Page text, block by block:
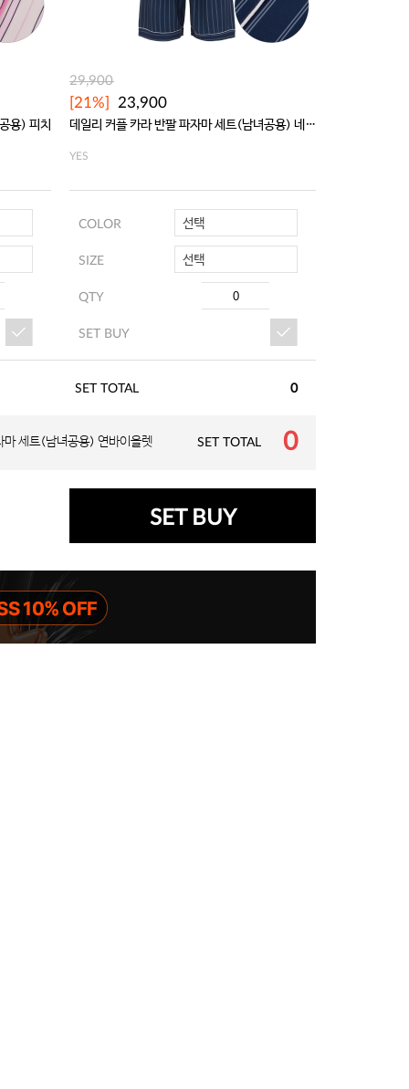
용) 피치
29,900
[21%] 23,900
데일리 커플 카라 반팔 파자마 세트(남녀공용) 네이비
YES
COLOR 선택
SIZE 선택
QTY
SET BUY
SET TOTAL 0
마 세트(남녀공용) 연바이올렛 SET TOTAL 0
SET BUY